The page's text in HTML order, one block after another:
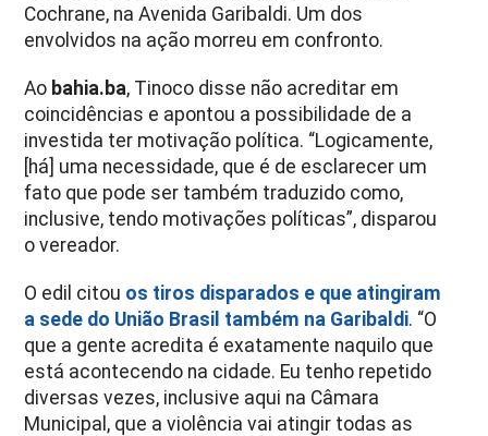
Cochrane, na Avenida Garibaldi. Um dos
envolvidos na ação morreu em confronto.
Ao bahia.ba, Tinoco disse não acreditar em
coincidências e apontou a possibilidade de a
investida ter motivação política. “Logicamente,
[há] uma necessidade, que é de esclarecer um
fato que pode ser também traduzido como,
inclusive, tendo motivações políticas”, disparou
o vereador.
O edil citou os tiros disparados e que atingiram
a sede do União Brasil também na Garibaldi. “O
que a gente acredita é exatamente naquilo que
está acontecendo na cidade. Eu tenho repetido
diversas vezes, inclusive aqui na Câmara
Municipal, que a violência vai atingir todas as